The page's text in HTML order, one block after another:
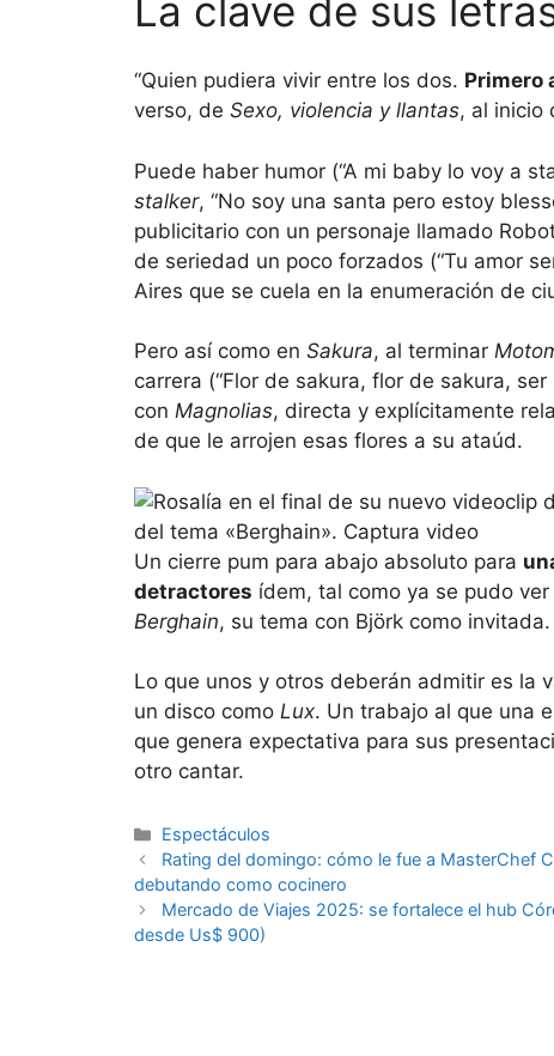
La clave de sus
“Quien pudiera vivir entre los dos. Primero
verso, de Sexo, violencia y llantas, al inicio
Puede haber humor (“A mi baby lo voy a
stalker, “No soy una santa pero estoy
publicitario con un personaje llamado
de seriedad un poco forzados (“Tu amor
Aires que se cuela en la enumeración de
Pero así como en Sakura, al terminar
carrera (“Flor de sakura, flor de sakura,
con Magnolias, directa y explícitamente
de que le arrojen esas flores a su ataúd.
del tema «Berghain». Captura video
Un cierre pum para abajo absoluto para
detractores ídem, tal como ya se pudo
Berghain, su tema con Björk como invitada.
Lo que unos y otros deberán admitir es la
un disco como Lux. Un trabajo al que una
que genera expectativa para sus
otro cantar.
Espectáculos
Rating del domingo: cómo le fue a MasterChef
debutando como cocinero
Mercado de Viajes 2025: se fortalece el hub
desde Us$ 900)